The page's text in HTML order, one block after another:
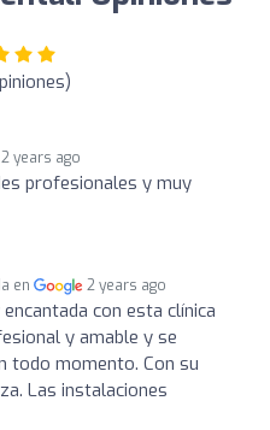
2 years ago
profesionales y muy
en 2 years ago
con esta clínica
y amable y se
todo momento. Con su
Las instalaciones